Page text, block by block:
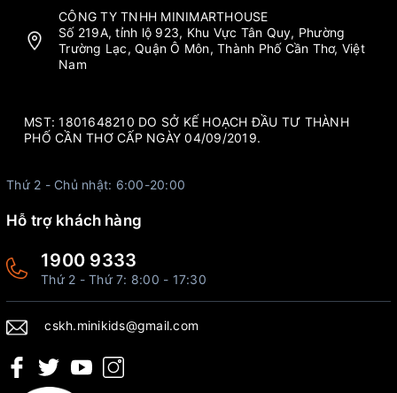
CÔNG TY TNHH MINIMARTHOUSE
Số 219A, tỉnh lộ 923, Khu Vực Tân Quy, Phường
Trường Lạc, Quận Ô Môn, Thành Phố Cần Thơ, Việt
Nam
MST: 1801648210 DO SỞ KẾ HOẠCH ĐẦU TƯ THÀNH
PHỐ CẦN THƠ CẤP NGÀY 04/09/2019.
Thứ 2 - Chủ nhật: 6:00-20:00
Hỗ trợ khách hàng
1900 9333
Thứ 2 - Thứ 7: 8:00 - 17:30
cskh.minikids@gmail.com